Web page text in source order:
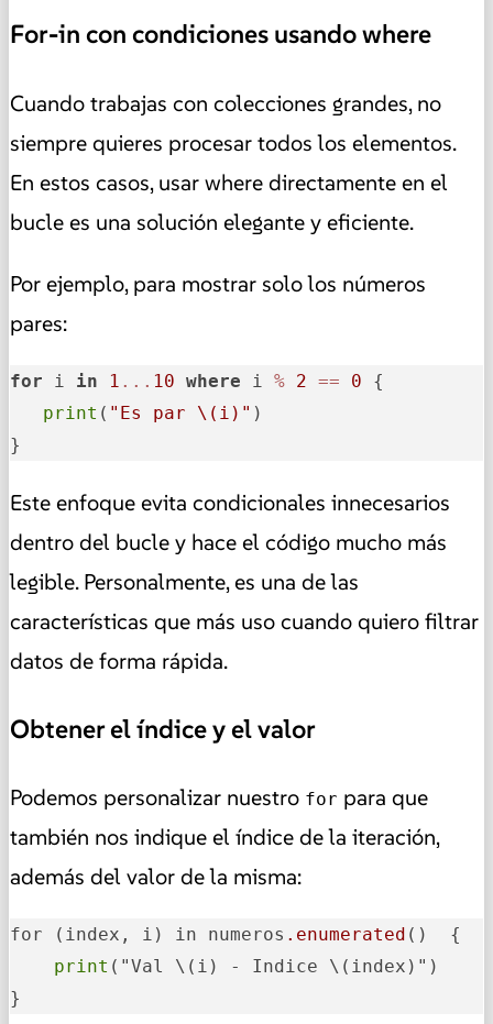
For-in con condiciones usando where
Cuando trabajas con colecciones grandes, no
siempre quieres procesar todos los elementos.
En estos casos, usar where directamente en el
bucle es una solución elegante y eficiente.
Por ejemplo, para mostrar solo los números
pares:
for i in 1 ... 10 where i % 2 == 0 {
print ( "Es par \(i) " )
}
Este enfoque evita condicionales innecesarios
dentro del bucle y hace el código mucho más
legible. Personalmente, es una de las
características que más uso cuando quiero filtrar
datos de forma rápida.
Obtener el índice y el valor
Podemos personalizar nuestro for para que
también nos indique el índice de la iteración,
además del valor de la misma:
for (index, i) in numeros .enumerated ()  {
print ("Val \(i) - Indice \(index)")
}